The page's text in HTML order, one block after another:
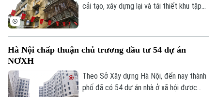
cải tạo, xây dựng lại và tái thiết khu tập
khởi đầu cho quá trình chỉnh trang các
Hà Nội chấp thuận chủ trương đầu tư 54 dự án
NƠXH
Theo Sở Xây dựng Hà Nội, đến nay thành
phố đã có 54 dự án nhà ở xã hội được